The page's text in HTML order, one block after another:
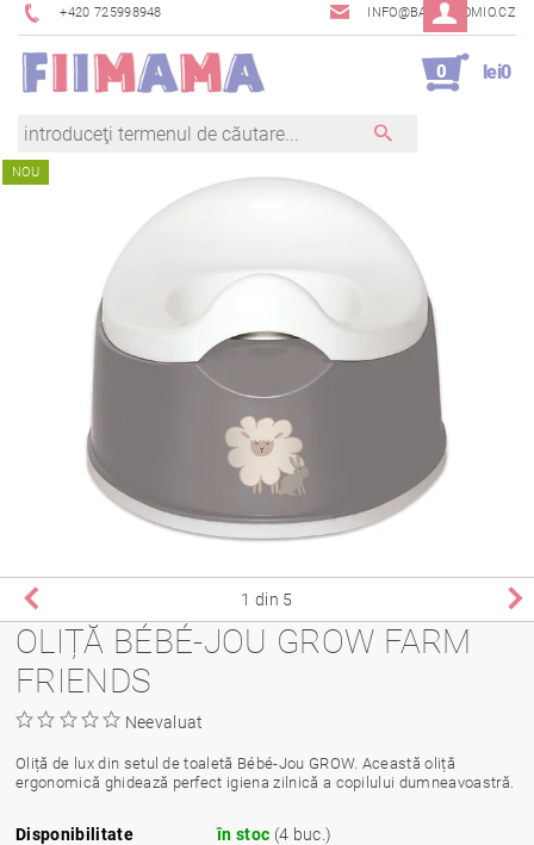
+420 725998948 INFO@BAMBINOMIO.CZ
0 lei0
NOU
1 din 5
OLIȚĂ BÉBÉ-JOU GROW FARM
FRIENDS
Neevaluat
Oliță de lux din setul de toaletă Bébé-Jou GROW. Această oliță
ergonomică ghidează perfect igiena zilnică a copilului dumneavoastră.
Disponibilitate în stoc (4 buc.)